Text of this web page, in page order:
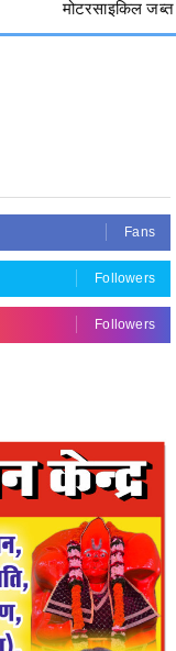
Followers
Followers